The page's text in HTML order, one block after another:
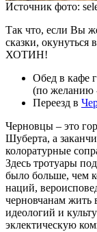
Источник фото:
Так что, если Вы
сказки, окунуться
ХОТИН!
Обед в кафе
(по желанию
Переезд в
Черновцы – это
Шуберта, а
колоратурные
Здесь тротуары
было больше, чем
наций,
черновчанам жить
идеологий и
эклектическую